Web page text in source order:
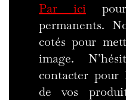
Par ici
permanents.
cotés pour
image.
contacter pour
de vos